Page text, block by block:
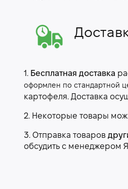
1. Бесплатная доставка
оформлен по стандартной
картофеля. Доставка
2. Некоторые товары
3. Отправка товаров
обсудить с менеджером